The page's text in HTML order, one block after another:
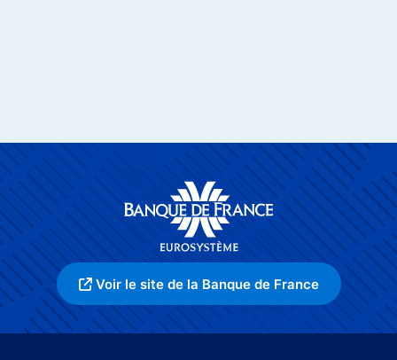
Voir le site de la Banque de France